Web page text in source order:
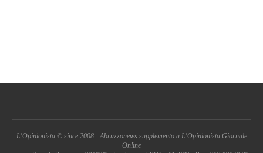
L'Opinionista © since 2008 - Abruzzonews supplemento a L'Opinionista Giornale
Online